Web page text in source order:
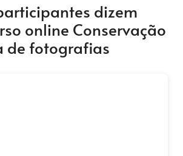
dizem
online Conservação
de fotografias